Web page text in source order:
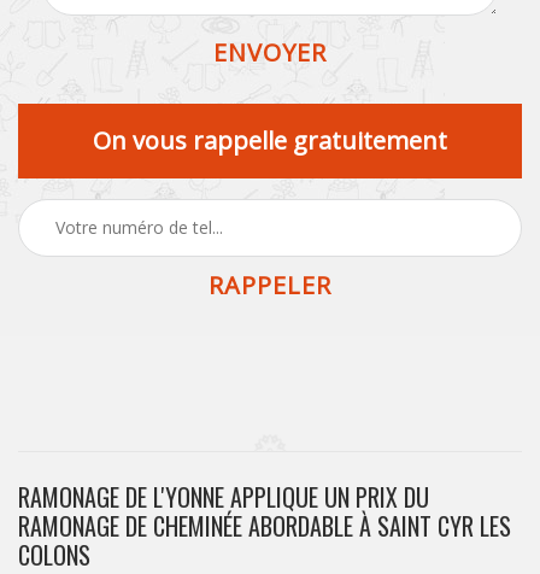
On vous rappelle gratuitement
RAMONAGE DE L'YONNE APPLIQUE UN PRIX DU
RAMONAGE DE CHEMINÉE ABORDABLE À SAINT CYR LES
COLONS